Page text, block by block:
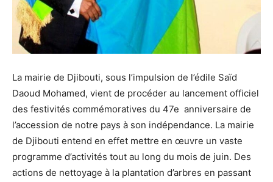
La mairie de Djibouti, sous l’impulsion de l’édile Saïd
Daoud Mohamed, vient de procéder au lancement officiel
des festivités commémoratives du 47e anniversaire de
l’accession de notre pays à son indépendance. La mairie
de Djibouti entend en effet mettre en œuvre un vaste
programme d’activités tout au long du mois de juin. Des
actions de nettoyage à la plantation d’arbres en passant